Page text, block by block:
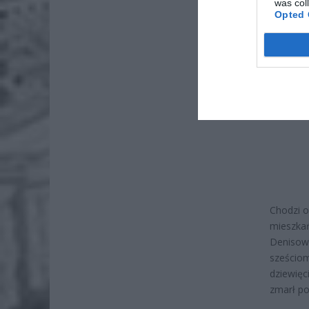
was
Opted
Chodzi
zmarł